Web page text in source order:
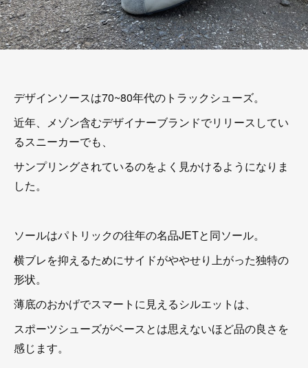
デザインソースは70~80年代のトラックシューズ。
近年、メゾン含むデザイナーブランドでリリースしてい
るスニーカーでも、
サンプリングされているのをよく見かけるようになりま
した。
ソールはパトリックの往年の名品JETと同ソール。
横ブレを抑えるためにサイドがややせり上がった独特の
形状。
薄底のおかげでスマートに見えるシルエットは、
スポーツシューズがベースとは思えないほど品の良さを
感じます。